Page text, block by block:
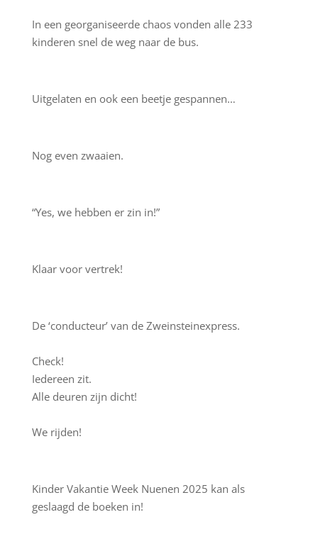
In een georganiseerde chaos vonden alle 233
kinderen snel de weg naar de bus.
Uitgelaten en ook een beetje gespannen…
Nog even zwaaien.
“Yes, we hebben er zin in!”
Klaar voor vertrek!
De ‘conducteur’ van de Zweinsteinexpress.
Check!
Iedereen zit.
Alle deuren zijn dicht!
We rijden!
Kinder Vakantie Week Nuenen 2025 kan als
geslaagd de boeken in!